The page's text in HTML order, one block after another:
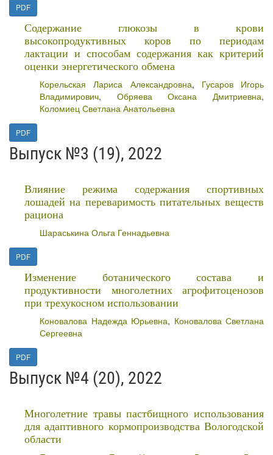
PDF
Содержание глюкозы в крови
высокопродуктивных коров по периодам
лактации и способам содержания как критерий
оценки энергетического обмена
Корельская Лариса Александровна, Гусаров Игорь
Владимирович, Обряева Оксана Дмитриевна,
Коломиец Светлана Анатольевна
PDF
Выпуск №3 (19), 2022
Влияние режима содержания спортивных
лошадей на переваримость питательных веществ
рациона
Шараськина Ольга Геннадьевна
PDF
Изменение ботанического состава и
продуктивности многолетних агрофитоценозов
при трехукосном использовании
Коновалова Надежда Юрьевна, Коновалова Светлана
Сергеевна
PDF
Выпуск №4 (20), 2022
Многолетние травы пастбищного использования
для адаптивного кормопроизводства Вологодской
области